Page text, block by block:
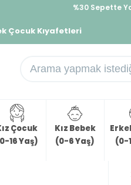
%30 Sepette
Çocuk Kıyafetleri
Çocuk
16 Yaş)
Kız Bebek
(0-6 Yaş)
(0-